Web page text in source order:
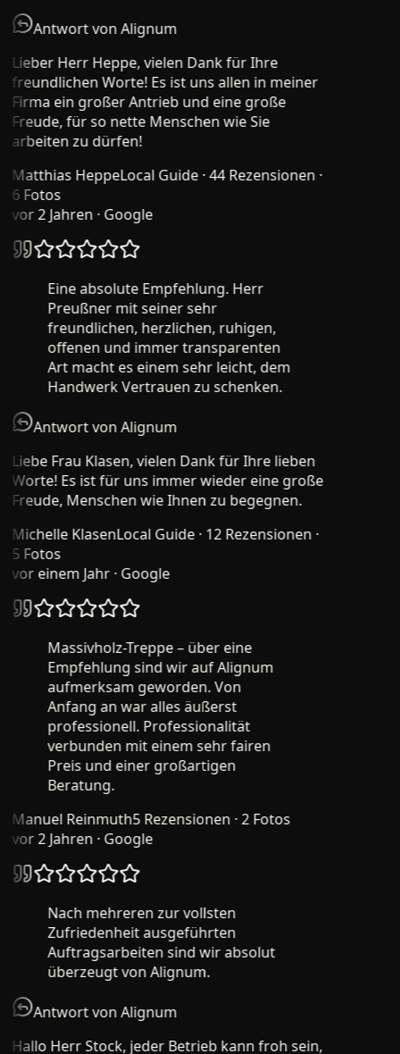
Antwort von Alignum
Lieber Herr Heppe, vielen Dank für Ihre
freundlichen Worte! Es ist uns allen in meiner
Firma ein großer Antrieb und eine große
Freude, für so nette Menschen wie Sie
arbeiten zu dürfen!
Matthias HeppeLocal Guide · 44 Rezensionen ·
6 Fotos
vor 2 Jahren· Google
Eine absolute Empfehlung. Herr
Preußner mit seiner sehr
freundlichen, herzlichen, ruhigen,
offenen und immer transparenten
Art macht es einem sehr leicht, dem
Handwerk Vertrauen zu schenken.
Antwort von Alignum
Liebe Frau Klasen, vielen Dank für Ihre lieben
Worte! Es ist für uns immer wieder eine große
Freude, Menschen wie Ihnen zu begegnen.
Michelle KlasenLocal Guide · 12 Rezensionen ·
5 Fotos
vor einem Jahr· Google
Massivholz-Treppe – über eine
Empfehlung sind wir auf Alignum
aufmerksam geworden. Von
Anfang an war alles äußerst
professionell. Professionalität
verbunden mit einem sehr fairen
Preis und einer großartigen
Beratung.
Manuel Reinmuth5 Rezensionen · 2 Fotos
vor 2 Jahren· Google
Nach mehreren zur vollsten
Zufriedenheit ausgeführten
Auftragsarbeiten sind wir absolut
überzeugt von Alignum.
Antwort von Alignum
Hallo Herr Stock, jeder Betrieb kann froh sein,